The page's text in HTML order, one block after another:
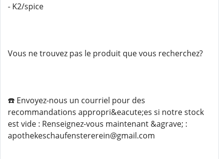
- K2/spice
Vous ne trouvez pas le produit que vous recherchez?
☎️ Envoyez-nous un courriel pour des
recommandations appropri&eacute;es si notre stock
est vide : Renseignez-vous maintenant &agrave; :
apothekeschaufenstererein@gmail.com